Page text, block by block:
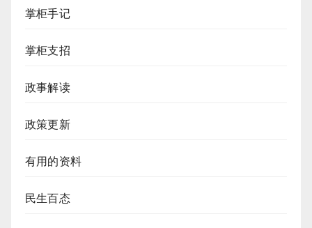
掌柜手记
掌柜支招
政事解读
政策更新
有用的资料
民生百态